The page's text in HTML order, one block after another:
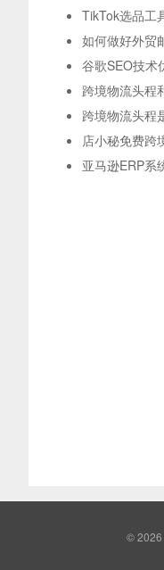
TikTok选品工
如何做好外贸
谷歌SEO技术
跨境物流头程
跨境物流头程
店小秘免费跨
亚马逊ERP系
© 2026